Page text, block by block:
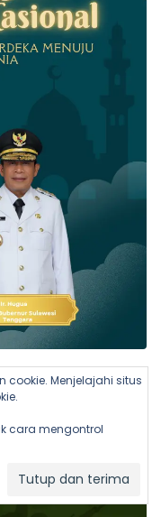
cookie. Menjelajahi situs
cara mengontrol